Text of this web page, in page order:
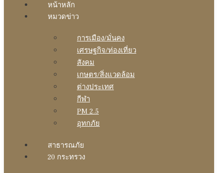
หน้าหลัก
หมวดข่าว
การเมือง/มั่นคง
เศรษฐกิจ/ท่องเที่ยว
สังคม
เกษตร/สิ่งแวดล้อม
ต่างประเทศ
กีฬา
PM 2.5
อุทกภัย
สาธารณภัย
20 กระทรวง